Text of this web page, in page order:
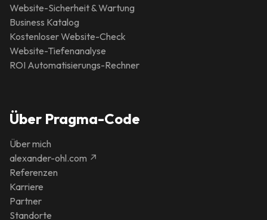
Website-Sicherheit & Wartung
Business Katalog
Kostenloser Website-Check
Website-Tiefenanalyse
ROI Automatisierungs-Rechner
Über Pragma-Code
Über mich
alexander-ohl.com ↗
Referenzen
Karriere
Partner
Standorte